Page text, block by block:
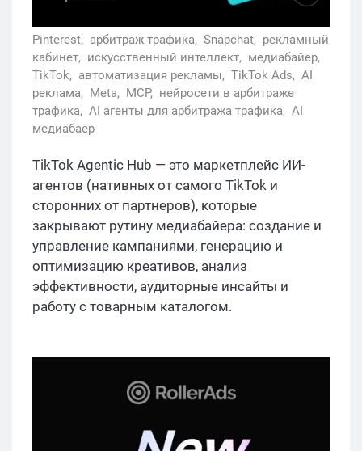
Pinterest, арбитраж трафика, Snapchat, рекламный
кабинет, искусственный интеллект, медиабайер,
TikTok, автоматизация рекламы, TikTok Ads, AI
реклама, Meta, MCP, нейросети в арбитраже
трафика, AI агенты для арбитража трафика, AI
медиабаер
TikTok Agentic Hub — это маркетплейс ИИ-
агентов (нативных от самого TikTok и
сторонних от партнеров), которые
закрывают рутину медиабайера: создание и
управление кампаниями, генерацию и
оптимизацию креативов, анализ
эффективности, аудиторные инсайты и
работу с товарным каталогом.